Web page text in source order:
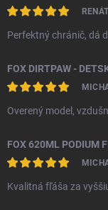
Perfektný chránič, dá
FOX DIRTPAW -
Overený model,
FOX 620ML PODIUM
Kvalitná fľáša za